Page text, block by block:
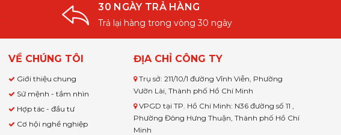
30 NGÀY TRẢ HÀNG
Trả lại hàng trong vòng 30 ngày
VỀ CHÚNG TÔI
Giới thiệu chung
Sứ mệnh - tầm nhìn
Hợp tác - đầu tư
Cơ hội nghề nghiệp
ĐỊA CHỈ CÔNG TY
Trụ sở: 211/10/1 đường Vĩnh Viễn, Phường
Vườn Lài, Thành phố Hồ Chí Minh
VPGD tại TP. Hồ Chí Minh: N36 đường số 11 ,
Phường Đông Hưng Thuận, Thành phố Hồ Chí
Minh